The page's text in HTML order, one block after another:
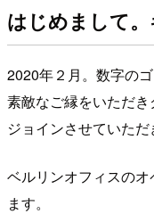
はじめまして。
2020年２月。数字の
素敵なご縁をいただ
ジョインさせていただ
ベルリンオフィスの
ます。